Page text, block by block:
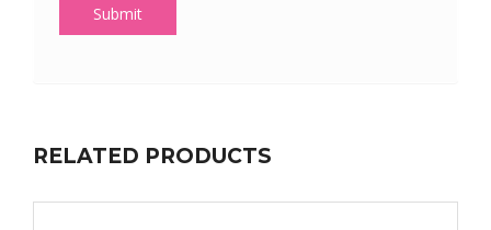
RELATED PRODUCTS